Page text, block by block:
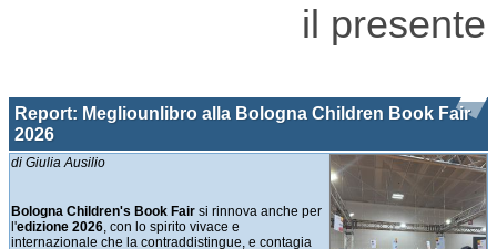
il presente
Report: Megliounlibro alla Bologna Children Book Fair
2026
di Giulia Ausilio
Bologna Children's Book Fair si rinnova anche per
l'edizione 2026, con lo spirito vivace e
internazionale che la contraddistingue, e contagia